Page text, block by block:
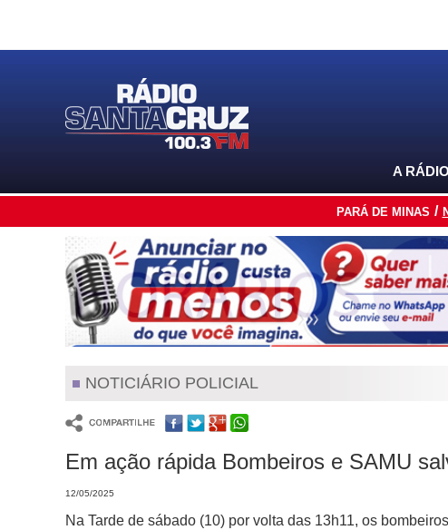
A RÁDIO
PARÁ DE MINAS
NOTICIÁRIO POLICIAL
Em ação rápida Bombeiros e SAMU
12/05/2025
Na Tarde de sábado (10) por volta das 13h11, os